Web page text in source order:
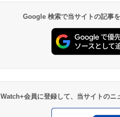
Google 検索で当サイトの記事
Watch+会員に登録して、当サイトのニ